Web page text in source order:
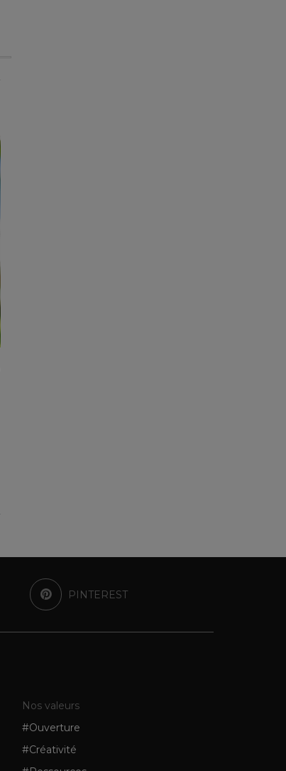
PINTEREST
Nos valeurs
#Ouverture
#Créativité